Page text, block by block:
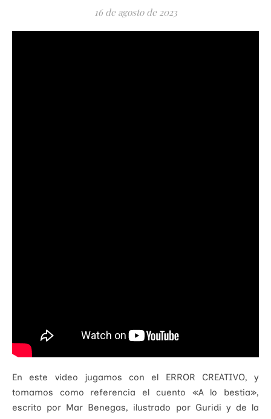
16 de agosto de 2023
En este video jugamos con el ERROR CREATIVO, y
tomamos como referencia el cuento «A lo bestia»,
escrito por Mar Benegas, ilustrado por Guridi y de la